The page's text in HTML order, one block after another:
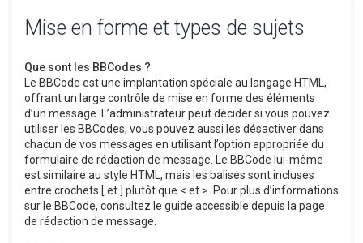
Mise en forme et types de sujets
Que sont les BBCodes ?
Le BBCode est une implantation spéciale au langage HTML,
offrant un large contrôle de mise en forme des éléments
d’un message. L’administrateur peut décider si vous pouvez
utiliser les BBCodes, vous pouvez aussi les désactiver dans
chacun de vos messages en utilisant l’option appropriée du
formulaire de rédaction de message. Le BBCode lui-même
est similaire au style HTML, mais les balises sont incluses
entre crochets [ et ] plutôt que < et >. Pour plus d’informations
sur le BBCode, consultez le guide accessible depuis la page
de rédaction de message.